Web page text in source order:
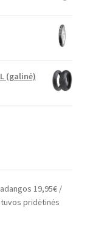
(galinė)
19,95€ /
pridėtinės